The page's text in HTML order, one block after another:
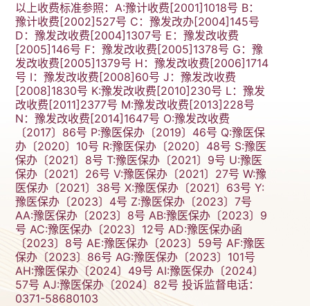
以上收费标准参照：A:豫计收费[2001]1018号 B：
豫计收费[2002]527号 C：豫发改办[2004]145号
D：豫发改收费[2004]1307号 E：豫发改收费
[2005]146号 F：豫发改收费[2005]1378号 G：豫
发改收费[2005]1379号 H：豫发改收费[2006]1714
号 I：豫发改收费[2008]60号 J：豫发改收费
[2008]1830号 K:豫发改收费[2010]230号 L：豫发
改收费[2011]2377号 M:豫发改收费[2013]228号
N：豫发改收费[2014]1647号 O:豫发改收费
〔2017〕86号 P:豫医保办〔2019〕46号 Q:豫医保
办〔2020〕10号 R:豫医保办〔2020〕48号 S:豫医
保办〔2021〕8号 T:豫医保办〔2021〕9号 U:豫医
保办〔2021〕26号 V:豫医保办〔2021〕27号 W:豫
医保办〔2021〕38号 X:豫医保办〔2021〕63号 Y:
豫医保办〔2023〕4号 Z:豫医保办〔2023〕7号
AA:豫医保办〔2023〕8号 AB:豫医保办〔2023〕9
号 AC:豫医保办〔2023〕12号 AD:豫医保办函
〔2023〕8号 AE:豫医保办〔2023〕59号 AF:豫医
保办〔2023〕86号 AG:豫医保办〔2023〕101号
AH:豫医保办〔2024〕49号 AI:豫医保办〔2024〕
57号 AJ:豫医保办〔2024〕82号 投诉监督电话：
0371-58680103